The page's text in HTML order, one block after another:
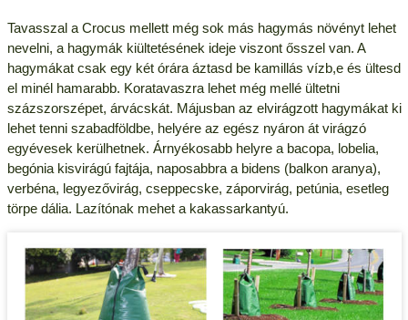
Tavasszal a Crocus mellett még sok más hagymás növényt lehet
nevelni, a hagymák kiültetésének ideje viszont ősszel van. A
hagymákat csak egy két órára áztasd be kamillás vízb,e és ültesd
el minél hamarabb. Koratavaszra lehet még mellé ültetni
százszorszépet, árvácskát. Májusban az elvirágzott hagymákat ki
lehet tenni szabadföldbe, helyére az egész nyáron át virágzó
egyévesek kerülhetnek. Árnyékosabb helyre a bacopa, lobelia,
begónia kisvirágú fajtája, naposabbra a bidens (balkon aranya),
verbéna, legyezővirág, cseppecske, záporvirág, petúnia, esetleg
törpe dália. Lazítónak mehet a kakassarkantyú.